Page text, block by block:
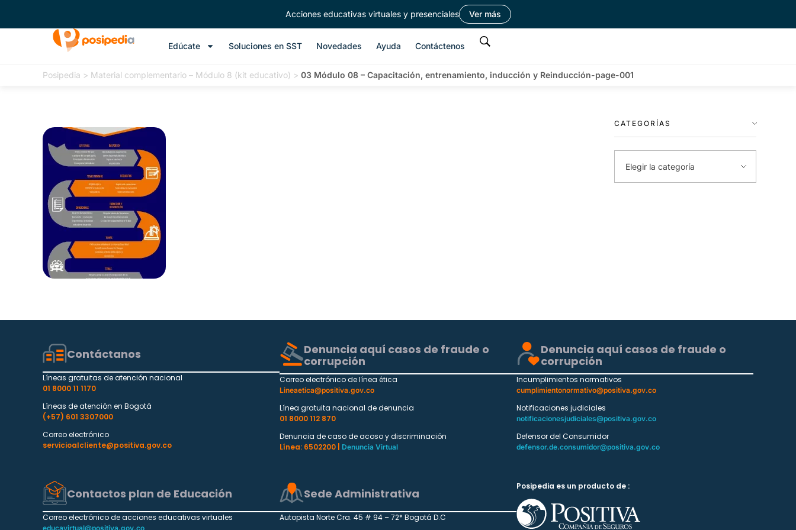
Acciones educativas virtuales y presenciales Ver más
Edúcate Soluciones en SST Novedades Ayuda Contáctenos
Posipedia > Material complementario – Módulo 8 (kit educativo) > 03 Módulo 08 – Capacitación, entrenamiento, inducción y Reinducción-page-001
CATEGORÍAS
Contáctanos
Líneas gratuitas de atención nacional
01 8000 11 1170
Líneas de atención en Bogotá
(+57) 601 3307000
Correo electrónico
servicioalcliente@positiva.gov.co
Denuncia aquí casos de fraude o
corrupción
Correo electrónico de línea ética
Lineaetica@positiva.gov.co
Línea gratuita nacional de denuncia
01 8000 112 870
Denuncia de caso de acoso y discriminación
Línea: 6502200 |
Denuncia Virtual
Denuncia aquí casos de fraude o
corrupción
Incumplimientos normativos
cumplimientonormativo@positiva.gov.co
Notificaciones judiciales
notificacionesjudiciales@positiva.gov.co
Defensor del Consumidor
defensor.de.consumidor@positiva.gov.co
Contactos plan de Educación
Correo electrónico de acciones educativas virtuales
educavirtual@positiva.gov.co
Sede Administrativa
Autopista Norte Cra. 45 # 94 – 72* Bogotá D.C
Posipedia es un producto de :